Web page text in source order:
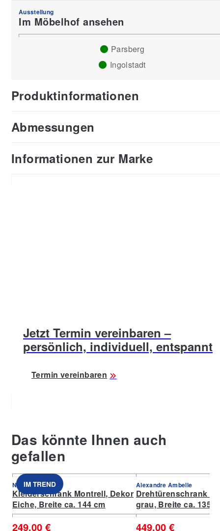
Ausstellung
Im Möbelhof ansehen
Parsberg
Ingolstadt
Produktinformationen
Abmessungen
Informationen zur Marke
Jetzt Termin vereinbaren –
persönlich, individuell, entspannt
Termin vereinbaren
Das könnte Ihnen auch
gefallen
Nolara
Kleiderschrank Montrell, Dekor
Eiche, Breite ca. 144 cm
249,00 €
Alexandre Ambelle
Drehtürenschrank
grau, Breite ca. 135
449,00 €
IM TREND